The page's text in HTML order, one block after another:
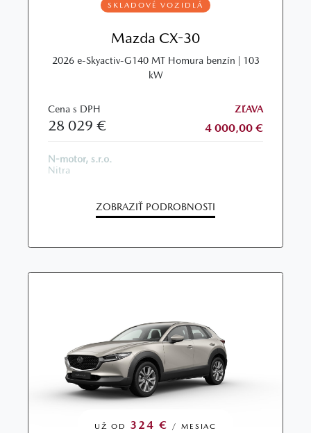
SKLADOVÉ VOZIDLÁ
Mazda CX-30
2026 e-Skyactiv-G140 MT Homura benzín | 103
kW
Cena s DPH
28 029 €
ZĽAVA
4 000,00 €
N-motor, s.r.o.
Nitra
ZOBRAZIŤ PODROBNOSTI
UŽ OD 324 € / MESIAC